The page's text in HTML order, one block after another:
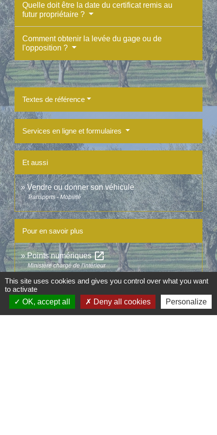
Quelle doit être la date du certificat remis au
futur propriétaire ?
Comment obtenir la levée du gage ou de
l'opposition ?
Textes de référence
Services en ligne et formulaires
Et aussi
Vendre ou donner son véhicule
Transports - Mobilité
Pour en savoir plus
Points numériquesopen_in_new
Ministère chargé de l'intérieur
Signaler une erreur sur cette page
This site uses cookies and gives you control over what you want
to activate
OK, accept all
Deny all cookies Personalize